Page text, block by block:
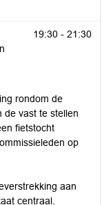
19:30 - 21:30
rondom de
de vast te stellen
fietstocht
op
aan
centraal.